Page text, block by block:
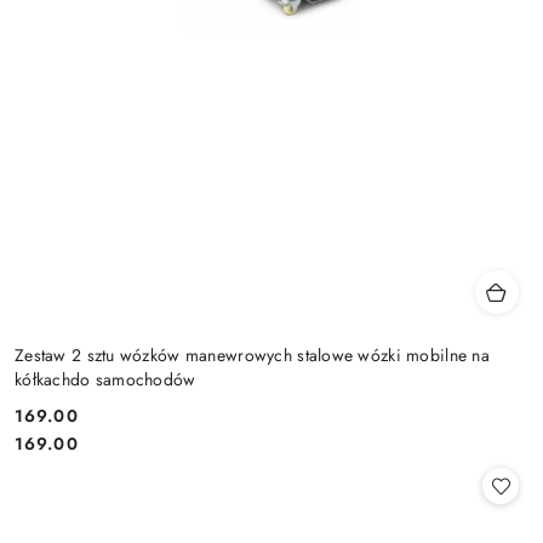
Zestaw 2 sztu wózków manewrowych stalowe wózki mobilne na
kółkachdo samochodów
Cena:
169.00
Cena:
169.00